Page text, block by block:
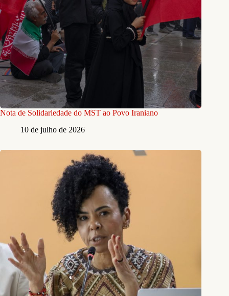
Nota de Solidariedade do MST ao Povo Iraniano
10 de julho de 2026